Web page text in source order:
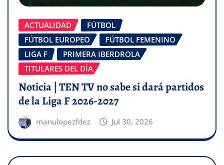
ACTUALIDAD
FÚTBOL
FÚTBOL EUROPEO
FÚTBOL FEMENINO
LIGA F
PRIMERA IBERDROLA
TITULARES DEL DÍA
Noticia | TEN TV no sabe si dará partidos
de la Liga F 2026-2027
manulopezfdez Jul 30, 2026